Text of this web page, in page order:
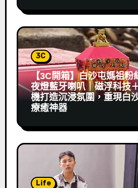
3C
【3C開箱】白沙屯媽祖粉
夜燈藍牙喇叭｜磁浮科技
機打造沉浸氛圍，重現白
療癒神器
Life